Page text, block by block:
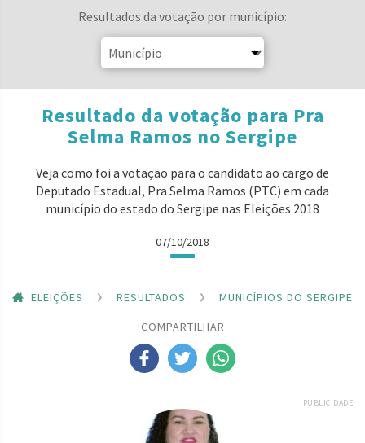
Resultados da votação por município:
Resultado da votação para Pra
Selma Ramos no Sergipe
Veja como foi a votação para o candidato ao cargo de
Deputado Estadual, Pra Selma Ramos (PTC) em cada
município do estado do Sergipe nas Eleições 2018
07/10/2018
ELEIÇÕES RESULTADOS
MUNICÍPIOS DO SERGIPE
COMPARTILHAR
PUBLICIDADE